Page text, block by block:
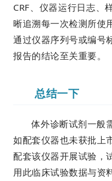
CRF、仪器运行日志、
晰追溯每一次检测所使
通过仪器序列号或编号
报告的结论至关重要。
总结一下
体外诊断试剂一般
如配套仪器也未获批上
配套该仪器开展试验，
用此临床试验数据与资